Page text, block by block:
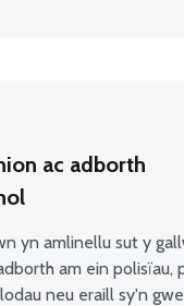
ac adborth
yn amlinellu sut y
am ein polisïau,
neu eraill sy'n